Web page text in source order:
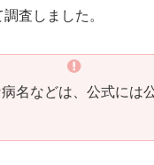
査しました。
名などは、公式には